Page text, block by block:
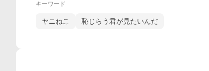
キーワード
ヤニねこ 恥じらう君が見たいんだ